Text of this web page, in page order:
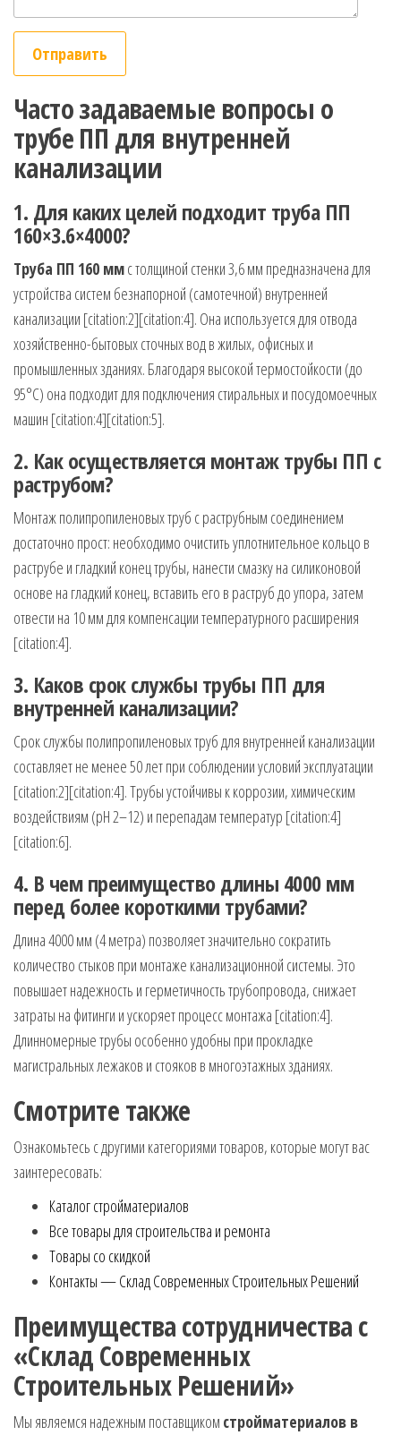
Часто задаваемые вопросы о
трубе ПП для внутренней
канализации
1. Для каких целей подходит труба ПП
160×3.6×4000?
Труба ПП 160 ммс толщиной стенки 3,6 мм предназначена для
устройства систем безнапорной (самотечной) внутренней
канализации [citation:2][citation:4]. Она используется для отвода
хозяйственно-бытовых сточных вод в жилых, офисных и
промышленных зданиях. Благодаря высокой термостойкости (до
95°C) она подходит для подключения стиральных и посудомоечных
машин [citation:4][citation:5].
2. Как осуществляется монтаж трубы ПП с
раструбом?
Монтаж полипропиленовых труб с раструбным соединением
достаточно прост: необходимо очистить уплотнительное кольцо в
раструбе и гладкий конец трубы, нанести смазку на силиконовой
основе на гладкий конец, вставить его в раструб до упора, затем
отвести на 10 мм для компенсации температурного расширения
[citation:4].
3. Каков срок службы трубы ПП для
внутренней канализации?
Срок службы полипропиленовых труб для внутренней канализации
составляет не менее 50 лет при соблюдении условий эксплуатации
[citation:2][citation:4]. Трубы устойчивы к коррозии, химическим
воздействиям (pH 2–12) и перепадам температур [citation:4]
[citation:6].
4. В чем преимущество длины 4000 мм
перед более короткими трубами?
Длина 4000 мм (4 метра) позволяет значительно сократить
количество стыков при монтаже канализационной системы. Это
повышает надежность и герметичность трубопровода, снижает
затраты на фитинги и ускоряет процесс монтажа [citation:4].
Длинномерные трубы особенно удобны при прокладке
магистральных лежаков и стояков в многоэтажных зданиях.
Смотрите также
Ознакомьтесь с другими категориями товаров, которые могут вас
заинтересовать:
Каталог стройматериалов
Все товары для строительства и ремонта
Товары со скидкой
Контакты — Склад Современных Строительных Решений
Преимущества сотрудничества с
«Склад Современных
Строительных Решений»
Мы являемся надежным поставщиком стройматериалов в